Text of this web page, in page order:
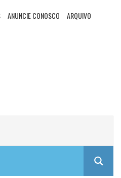
ANUNCIE CONOSCO ARQUIVO